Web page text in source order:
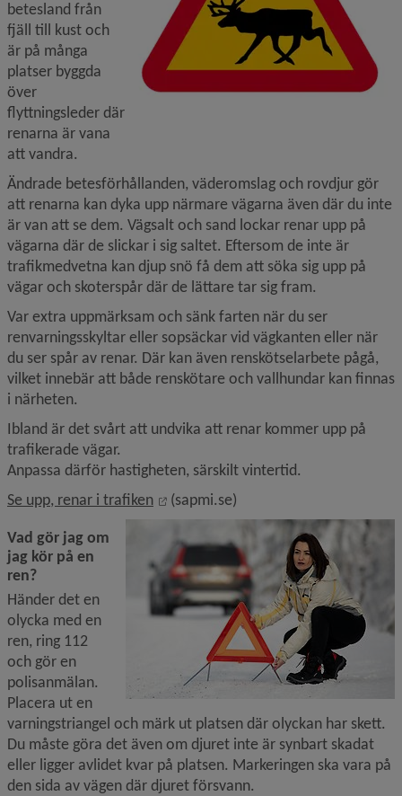
betesland från
fjäll till kust och
är på många
platser byggda
över
flyttningsleder där
renarna är vana
att vandra.
Ändrade betesförhållanden, väderomslag och rovdjur gör
att renarna kan dyka upp närmare vägarna även där du inte
är van att se dem. Vägsalt och sand lockar renar upp på
vägarna där de slickar i sig saltet. Eftersom de inte är
trafikmedvetna kan djup snö få dem att söka sig upp på
vägar och skoterspår där de lättare tar sig fram.
Var extra uppmärksam och sänk farten när du ser
renvarningsskyltar eller sopsäckar vid vägkanten eller när
du ser spår av renar. Där kan även renskötselarbete pågå,
vilket innebär att både renskötare och vallhundar kan finnas
i närheten.
Ibland är det svårt att undvika att renar kommer upp på
trafikerade vägar.
Anpassa därför hastigheten, särskilt vintertid.
Se upp, renar i trafiken
Länk till annan webbplats, öppnas i
(sapmi.se)
Vad gör jag om
jag kör på en
ren?
Händer det en
olycka med en
ren, ring 112
och gör en
polisanmälan.
Placera ut en
varningstriangel och märk ut platsen där olyckan har skett.
Du måste göra det även om djuret inte är synbart skadat
eller ligger avlidet kvar på platsen. Markeringen ska vara på
den sida av vägen där djuret försvann.